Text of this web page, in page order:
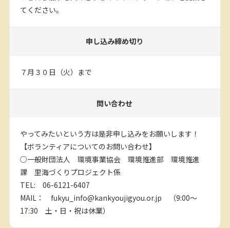
てください。
申し込み締め切り
７月３０日（火）まで
問い合わせ
やってみたいという方は是非申し込みをお願いします！
【ボランティアについてのお問い合わせ】
○一般財団法人 環境事業協会 環境推進部 環境推進
課 里海づくりプロジェクト係
TEL: 06-6121-6407
MAIL： fukyu_info@kankyoujigyou.or.jp （9:00～
17:30 土・日・祝は休業）